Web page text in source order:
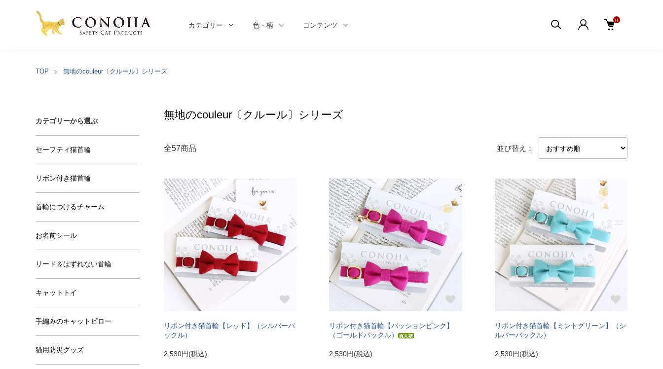
カテゴリー 色・柄 コンテンツ 0
TOP 無地のcouleur〔クルール〕シリーズ
無地のcouleur〔クルール〕シリーズ
全57商品 並び替え：
リボン付き猫首輪【レッド】（シルバーバ
ックル）
2,530円(税込)
リボン付き猫首輪【パッションピンク】
（ゴールドバックル）
2,530円(税込)
リボン付き猫首輪【ミントグリーン】（シ
ルバーバックル）
2,530円(税込)
カテゴリーから選ぶ
セーフティ猫首輪
リボン付き猫首輪
首輪につけるチャーム
お名前シール
リード＆はずれない首輪
キャットトイ
手編みのキャットピロー
猫用防災グッズ